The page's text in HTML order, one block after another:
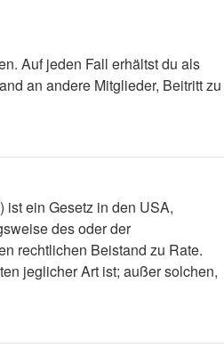
Auf jeden Fall erhältst du als
an andere Mitglieder, Beitritt zu
ist ein Gesetz in den USA,
des oder der
rechtlichen Beistand zu Rate.
jeglicher Art ist; außer solchen,